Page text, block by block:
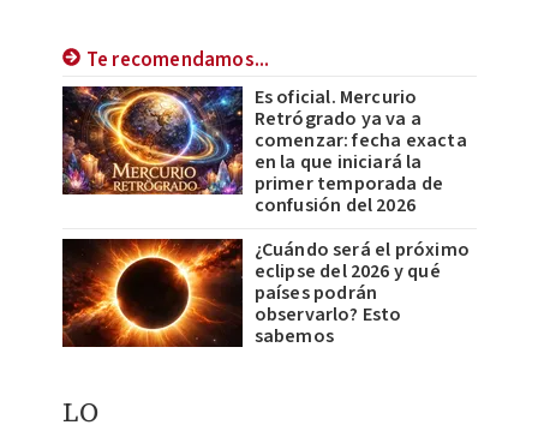
Te recomendamos...
Es oficial. Mercurio
Retrógrado ya va a
comenzar: fecha exacta
en la que iniciará la
primer temporada de
confusión del 2026
¿Cuándo será el próximo
eclipse del 2026 y qué
países podrán
observarlo? Esto
sabemos
LO